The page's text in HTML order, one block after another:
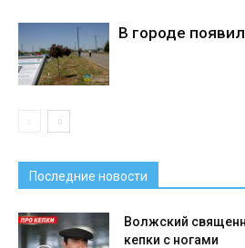
В городе
Последние новости
Волжский
кепки с ногами